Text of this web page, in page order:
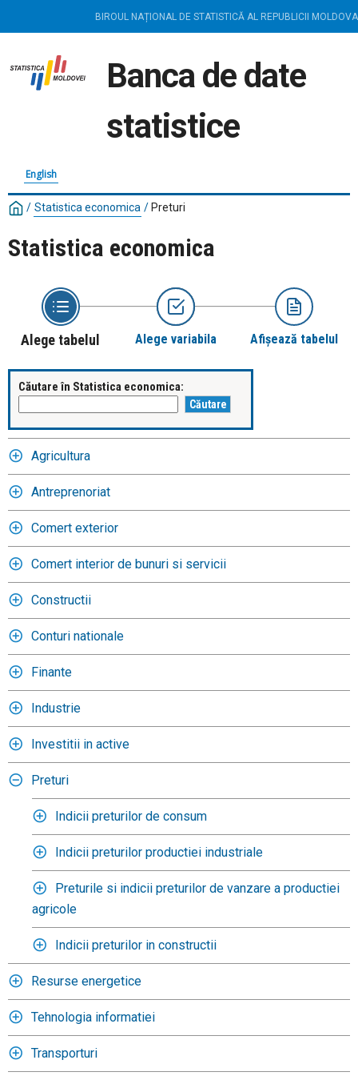
BIROUL NAȚIONAL DE STATISTICĂ AL REPUBLICII MOLDOVA
Banca de date
statistice
English
/ Statistica economica / Preturi
Statistica economica
Alege tabelul Alege variabila Afișează tabelul
Căutare în Statistica economica:
Agricultura
Antreprenoriat
Comert exterior
Comert interior de bunuri si servicii
Constructii
Conturi nationale
Finante
Industrie
Investitii in active
Preturi
Indicii preturilor de consum
Indicii preturilor productiei industriale
Preturile si indicii preturilor de vanzare a productiei
agricole
Indicii preturilor in constructii
Resurse energetice
Tehnologia informatiei
Transporturi